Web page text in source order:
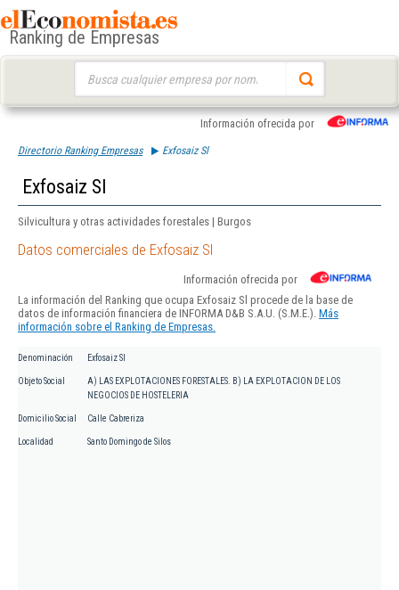
Ranking de Empresas
Información ofrecida por
Directorio Ranking Empresas Exfosaiz Sl
Exfosaiz Sl
Silvicultura y otras actividades forestales | Burgos
Datos comerciales de Exfosaiz Sl
Información ofrecida por
La información del Ranking que ocupa Exfosaiz Sl procede de la base de
datos de información financiera de INFORMA D&B S.A.U. (S.M.E.). Más
información sobre el Ranking de Empresas.
Denominación Exfosaiz Sl
Objeto Social
A) LAS EXPLOTACIONES FORESTALES. B) LA EXPLOTACION DE LOS
NEGOCIOS DE HOSTELERIA
Domicilio Social Calle Cabreriza
Localidad Santo Domingo de Silos